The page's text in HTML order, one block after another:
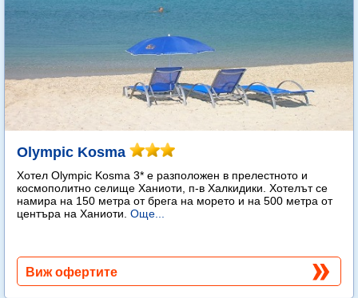
Olympic Kosma
Хотел Olympic Kosma 3* е разположен в прелестното и
космополитно селище Ханиоти, п-в Халкидики. Хотелът се
намира на 150 метра от брега на морето и на 500 метра от
центъра на Ханиоти. Още...
Виж офертите